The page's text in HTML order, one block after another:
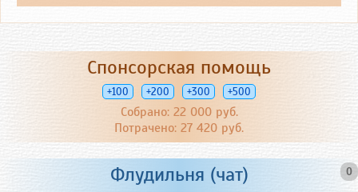
Спонсорская помощь
+100 +200 +300 +500
Собрано: 22 000 руб.
Потрачено: 27 420 руб.
0
Флудильня (чат)